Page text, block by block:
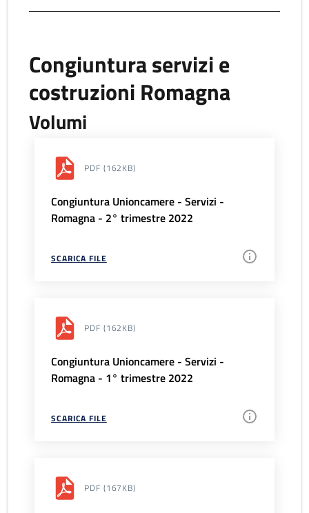
Congiuntura servizi e
costruzioni Romagna
Volumi
PDF (162KB)
Congiuntura Unioncamere - Servizi -
Romagna - 2° trimestre 2022
SCARICA FILE
PDF (162KB)
Congiuntura Unioncamere - Servizi -
Romagna - 1° trimestre 2022
SCARICA FILE
PDF (167KB)